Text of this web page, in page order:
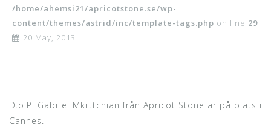
/home/ahemsi21/apricotstone.se/wp-
content/themes/astrid/inc/template-tags.php on line 29
20 May, 2013
D.o.P. Gabriel Mkrttchian från Apricot Stone är på plats i
Cannes.